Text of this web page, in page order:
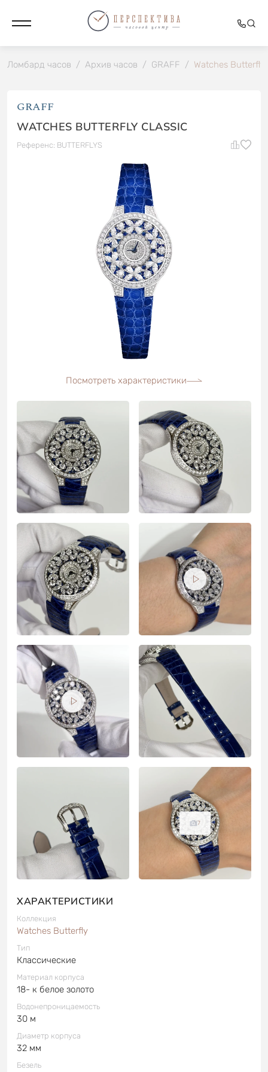
Ломбард часов / Архив часов / GRAFF / Watches Butterfly
GRAFF
WATCHES BUTTERFLY CLASSIC
Референс: BUTTERFLYS
Посмотреть характеристики
7
ХАРАКТЕРИСТИКИ
Коллекция
Watches Butterfly
Тип
Классические
Материал корпуса
18- к белое золото
Водонепроницаемость
30 м
Диаметр корпуса
32 мм
Безель